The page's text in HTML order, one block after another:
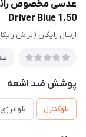
Driver Blue 1.50
ارسال رایگان (تراش
پوشش ضد اشعه
بلوکنترل بلوانرژی